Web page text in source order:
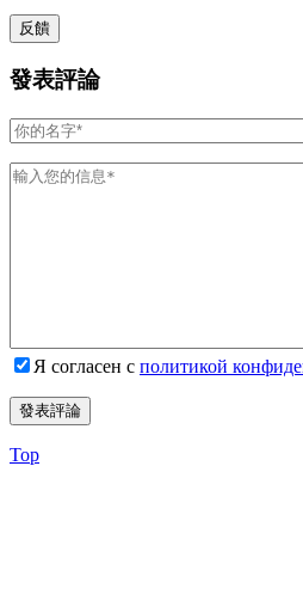
發表評論
Я согласен с политикой
Top